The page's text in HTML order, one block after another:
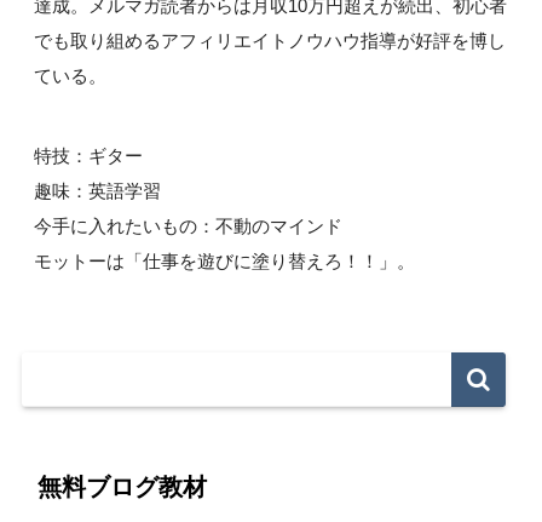
達成。メルマガ読者からは月収10万円超えが続出、初心者
でも取り組めるアフィリエイトノウハウ指導が好評を博し
ている。
特技：ギター
趣味：英語学習
今手に入れたいもの：不動のマインド
モットーは「仕事を遊びに塗り替えろ！！」。
無料ブログ教材